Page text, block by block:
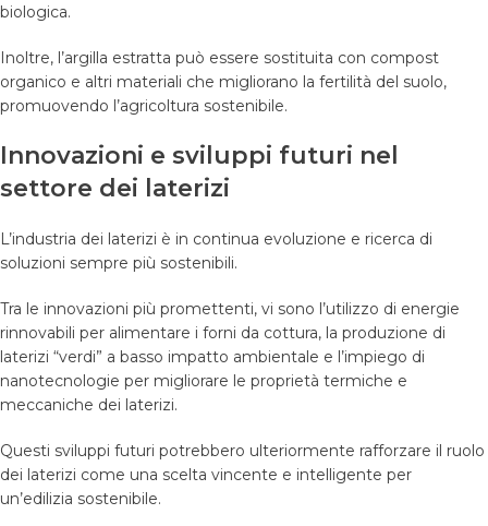
biologica.
Inoltre, l’argilla estratta può essere sostituita con compost
organico e altri materiali che migliorano la fertilità del suolo,
promuovendo l’agricoltura sostenibile.
Innovazioni e sviluppi futuri nel
settore dei laterizi
L’industria dei laterizi è in continua evoluzione e ricerca di
soluzioni sempre più sostenibili.
Tra le innovazioni più promettenti, vi sono l’utilizzo di energie
rinnovabili per alimentare i forni da cottura, la produzione di
laterizi “verdi” a basso impatto ambientale e l’impiego di
nanotecnologie per migliorare le proprietà termiche e
meccaniche dei laterizi.
Questi sviluppi futuri potrebbero ulteriormente rafforzare il ruolo
dei laterizi come una scelta vincente e intelligente per
un’edilizia sostenibile.